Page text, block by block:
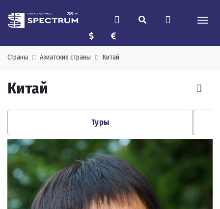
Страны Азиатские страны Китай
Китай
Туры